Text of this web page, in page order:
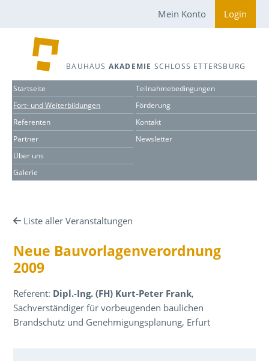
Mein Konto Login
BAUHAUS AKADEMIE SCHLOSS ETTERSBURG
Startseite
Fort- und Weiterbildungen
Referenten
Partner
Über uns
Galerie
Teilnahmebedingungen
Förderung
Kontakt
Newsletter
Liste aller Veranstaltungen
Neue Bauvorlagenverordnung
2009
Referent: Dipl.-Ing. (FH) Kurt-Peter Frank,
Sachverständiger für vorbeugenden baulichen
Brandschutz und Genehmigungsplanung, Erfurt